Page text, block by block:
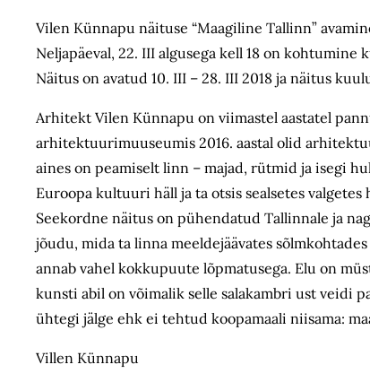
Vilen Künnapu näituse “Maagiline Tallinn”
Neljapäeval, 22. III algusega kell 18 on kohtumine
Näitus on avatud 10. III – 28. III 2018 ja näitus
Arhitekt Vilen Künnapu on viimastel aastatel
arhitektuurimuuseumis 2016. aastal olid
aines on peamiselt linn – majad, rütmid ja isegi
Euroopa kultuuri häll ja ta otsis sealsetes
Seekordne näitus on pühendatud Tallinnale ja
jõudu, mida ta linna meeldejäävates
annab vahel kokkupuute lõpmatusega. Elu on
kunsti abil on võimalik selle salakambri ust veidi
ühtegi jälge ehk ei tehtud koopamaali niisama:
Villen Künnapu